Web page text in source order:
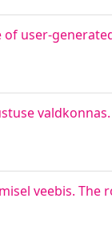
user-
veebis.